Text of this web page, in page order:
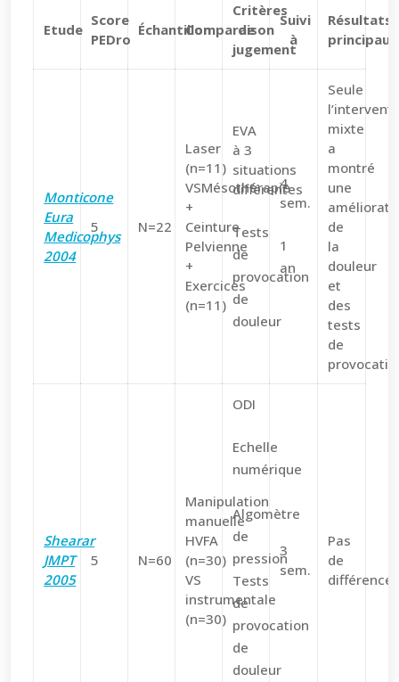
Etude
Score
PEDro
ÉchantillonComparaison
Critères
de
jugement
Suivi
à
Résultats
principaux
Monticone
Eura
Medicophys
2004
5 N=22
Laser
(n=11)
VSMésothérapie
+
Ceinture
Pelvienne
+
Exercices
(n=11)
EVA
à 3
situations
différentes
Tests
de
provocation
de
douleur
4
sem.
1
an
Seule
mixte
a
montré
une
de
la
douleur
et
des
tests
de
Shearar
JMPT
2005
5 N=60
Manipulation
manuelle
HVFA
(n=30)
VS
instrumentale
(n=30)
ODI
Echelle
numérique
Algomètre
de
pression
Tests
de
provocation
de
douleur
3
sem.
Pas
de